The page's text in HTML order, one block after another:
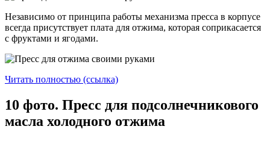
Независимо от принципа работы механизма пресса в корпусе
всегда присутствует плата для отжима, которая соприкасается
с фруктами и ягодами.
Читать полностью (ссылка)
10 фото. Пресс для подсолнечникового
масла холодного отжима